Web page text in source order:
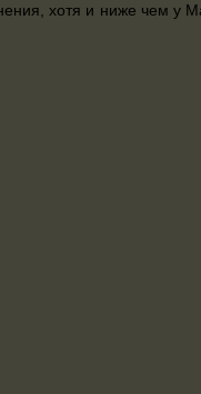
хотя и ниже чем у